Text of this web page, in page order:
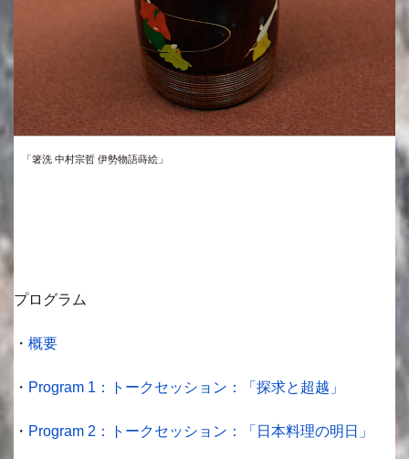
「箸洗 中村宗哲 伊勢物語蒔絵」
プログラム
・ 概要
・ Program 1：トークセッション：「探求と超越」
・ Program 2：トークセッション：「日本料理の明日」